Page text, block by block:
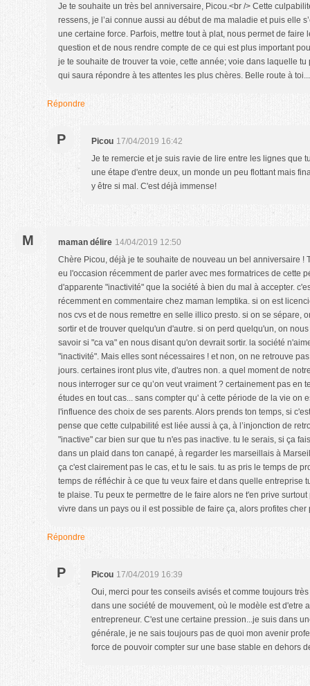
Je te souhaite un très bel anniversaire, Picou.<br /> Cette
ressens, je l’ai connue aussi au début de ma maladie et puis elle
une certaine force. Parfois, mettre tout à plat, nous permet de faire
question et de nous rendre compte de ce qui est plus important
je te souhaite de trouver ta voie, cette année; voie dans laquelle tu
qui saura répondre à tes attentes les plus chères. Belle route à toi...
Répondre
P Picou 17/04/2019 16:42
Je te remercie et je suis ravie de lire entre les lignes que
une étape d'entre deux, un monde un peu flottant mais
y être si mal. C'est déjà immense!
M maman délire 14/04/2019 12:50
Chère Picou, déjà je te souhaite de nouveau un bel anniversaire !
eu l'occasion récemment de parler avec mes formatrices de cette
d'apparente "inactivité" que la société à bien du mal à accepter.
récemment en commentaire chez maman lemptika. si on est
nos cvs et de nous remettre en selle illico presto. si on se sépare,
sortir et de trouver quelqu'un d'autre. si on perd quelqu'un, on
savoir si "ca va" en nous disant qu'on devrait sortir. la société
"inactivité". Mais elles sont nécessaires ! et non, on ne retrouve
jours. certaines iront plus vite, d'autres non. a quel moment de
nous interroger sur ce qu’on veut vraiment ? certainement pas en
études en tout cas... sans compter qu' à cette période de la vie on
l'influence des choix de ses parents. Alors prends ton temps, si
pense que cette culpabilité est liée aussi à ça, à l’injonction de
"inactive" car bien sur que tu n'es pas inactive. tu le serais, si ça
dans un plaid dans ton canapé, à regarder les marseillais à
ça c'est clairement pas le cas, et tu le sais. tu as pris le temps de
temps de réfléchir à ce que tu veux faire et dans quelle entreprise
te plaise. Tu peux te permettre de le faire alors ne t'en prive
vivre dans un pays ou il est possible de faire ça, alors profites cher
Répondre
P Picou 17/04/2019 16:39
Oui, merci pour tes conseils avisés et comme toujours
dans une société de mouvement, où le modèle est d'etre
entrepreneur. C'est une certaine pression...je suis dans
générale, je ne sais toujours pas de quoi mon avenir
force de pouvoir compter sur une base stable en dehors